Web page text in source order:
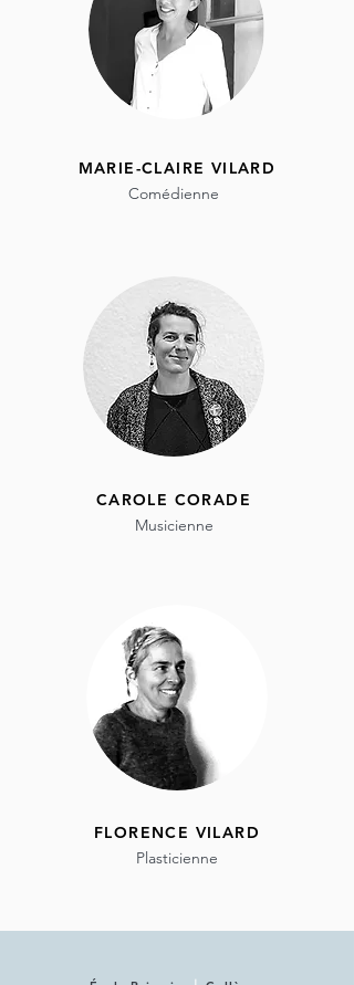
MARIE-CLAIRE VILARD
Comédienne
CAROLE CORADE
Musicienne
FLORENCE VILARD
Plasticienne